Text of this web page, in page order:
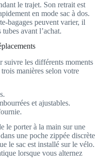
le trajet. Son retrait est
en mode sac à dos.
bagages peuvent varier, il
avant l’achat.
suivre les différents moments
manières selon votre
et ajustables.
le porter à la main sur une
une poche zippée discrète
le sac est installé sur le vélo.
lorsque vous alternez